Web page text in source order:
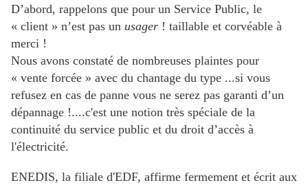
D’abord, rappelons que pour un Service Public, le
« client » n’est pas un usager ! taillable et corvéable à
merci !
Nous avons constaté de nombreuses plaintes pour
« vente forcée » avec du chantage du type ...si vous
refusez en cas de panne vous ne serez pas garanti d’un
dépannage !....c'est une notion très spéciale de la
continuité du service public et du droit d’accès à
l'électricité.
ENEDIS, la filiale d'EDF, affirme fermement et écrit aux